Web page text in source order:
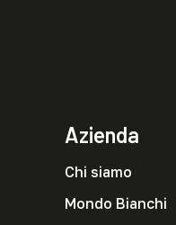
Azienda
Chi siamo
Mondo Bianchi